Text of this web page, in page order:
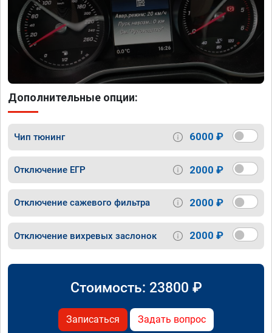
Дополнительные опции:
Чип тюнинг 6000 ₽
Отключение ЕГР 2000 ₽
Отключение сажевого фильтра 2000 ₽
Отключение вихревых заслонок 2000 ₽
Стоимость: 23800 ₽
Записаться Задать вопрос